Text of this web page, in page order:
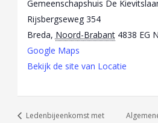
Gemeenschapshuis De
Rijsbergseweg 354
Breda, Noord-Brabant 4838 EG
Google Maps
Bekijk de site van Locatie
Ledenbijeenkomst met